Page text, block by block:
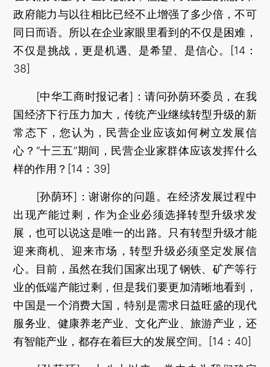
政府能力与以往相比已经不止增强了多少倍，不可
同日而语。所以在企业家眼里看到的不仅是困难，
不仅是挑战，更是机遇、是希望、是信心。[14：
38]
[中华工商时报记者]：请问孙荫环委员，在我
国经济下行压力加大，传统产业继续转型升级的新
常态下，您认为，民营企业应该如何树立发展信
心？“十三五”期间，民营企业家群体应该发挥什么
样的作用？[14：39]
[孙荫环]：谢谢你的问题。在经济发展过程中
出现产能过剩，作为企业必须选择转型升级求发
展，也可以说这是唯一的出路。只有转型升级才能
迎来商机、迎来市场，转型升级必须坚定发展信
心。目前，虽然在我们国家出现了钢铁、矿产等行
业的低端产能过剩，但是我们要更加清晰地看到，
中国是一个消费大国，特别是需求日益旺盛的现代
服务业、健康养老产业、文化产业、旅游产业，还
有智能产业，都存在着巨大的发展空间。[14：40]